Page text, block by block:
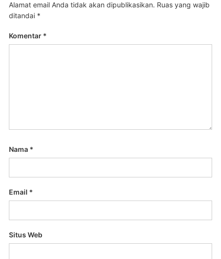
Alamat email Anda tidak akan dipublikasikan. Ruas yang wajib
ditandai *
Komentar *
Nama *
Email *
Situs Web